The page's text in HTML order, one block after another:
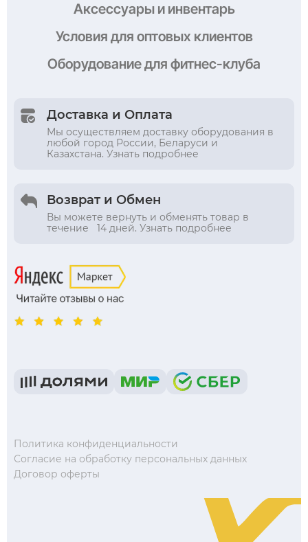
Аксессуары и инвентарь
Условия для оптовых клиентов
Оборудованиедля фитнес-клуба
Доставка и Оплата
Мы осуществляем доставку оборудования в
любой город России, Беларуси и
Казахстана. Узнать подробнее
Возврат и Обмен
Вы можете вернуть и обменять товар в
течение 14 дней. Узнать подробнее
Политика конфиденциальности
Согласие на обработку персональных данных
Договор оферты